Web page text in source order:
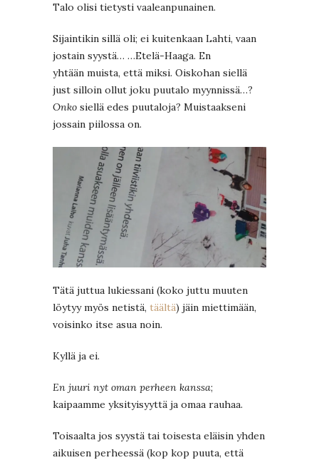
Talo olisi tietysti vaaleanpunainen.
Sijaintikin sillä oli; ei kuitenkaan Lahti, vaan
jostain syystä… …Etelä-Haaga. En
yhtään muista, että miksi. Oiskohan siellä
just silloin ollut joku puutalo myynnissä…?
Onko siellä edes puutaloja? Muistaakseni
jossain piilossa on.
Tätä juttua lukiessani (koko juttu muuten
löytyy myös netistä, täältä) jäin miettimään,
voisinko itse asua noin.
Kyllä ja ei.
En juuri nyt oman perheen kanssa;
kaipaamme yksityisyyttä ja omaa rauhaa.
Toisaalta jos syystä tai toisesta eläisin yhden
aikuisen perheessä (kop kop puuta, että